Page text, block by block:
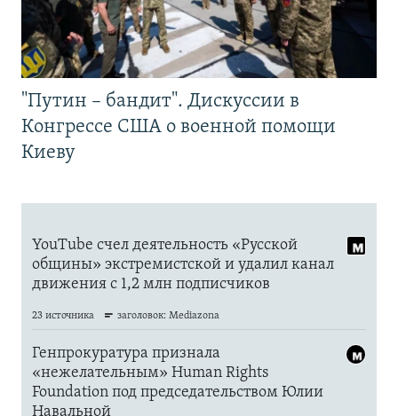
"Путин – бандит". Дискуссии в
Конгрессе США о военной помощи
Киеву